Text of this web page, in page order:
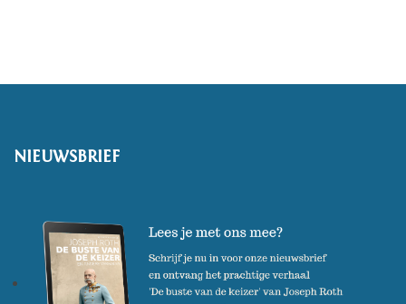
poëziebundel in het Nederlands:
Rozige maanvissen.
(Foto: Fjodor Buis)
NIEUWSBRIEF